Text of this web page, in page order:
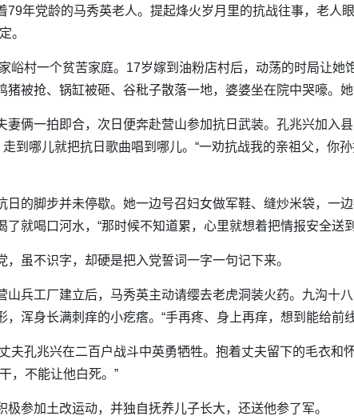
79年党龄的马秀英老人。提起烽火岁月里的抗战往事，老人
。
峪村一个贫苦家庭。17岁嫁到油粉店村后，动荡的时局让
被抢、锅缸被砸、谷秕子散落一地，婆婆坐在院中哭嚎。
妻俩一拍即合，次日便奔赴营山参加抗日武装。孔兆兴加入
走到哪儿就把抗日歌曲唱到哪儿。“一劝抗战我的亲祖父，
日的脚步并未停歇。她一边号召妇女做军鞋、缝炒米袋，一
就喝口河水，“那时候不知道累，心里就想着把情报安全送
虽不识字，却硬是把入党誓词一字一句记下来。
山兵工厂建立后，马秀英主动请缨去老虎洞装火药。九沟十
浑身长满刺痒的小疙瘩。“手再疼、身上再痒，想到能给前
孔兆兴在二百户战斗中英勇牺牲。抱着丈夫留下的毛衣和
，不能让他白死。”
参加土改运动，并独自抚养儿子长大，还送他参了军。